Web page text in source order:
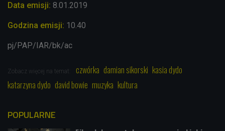
Data emisji: 8.01 .2019
Godzina emisji: 10.40
pj/PAP/IAR/bk/ac
Zobacz więcej na temat: czwórka damian sikorski kasia dydo
katarzyna dydo david bowie muzyka kultura
POPULARNE